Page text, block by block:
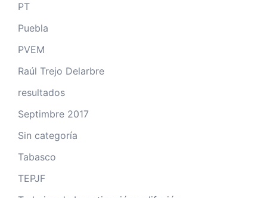
PT
Puebla
PVEM
Raúl Trejo Delarbre
resultados
Septimbre 2017
Sin categoría
Tabasco
TEPJF